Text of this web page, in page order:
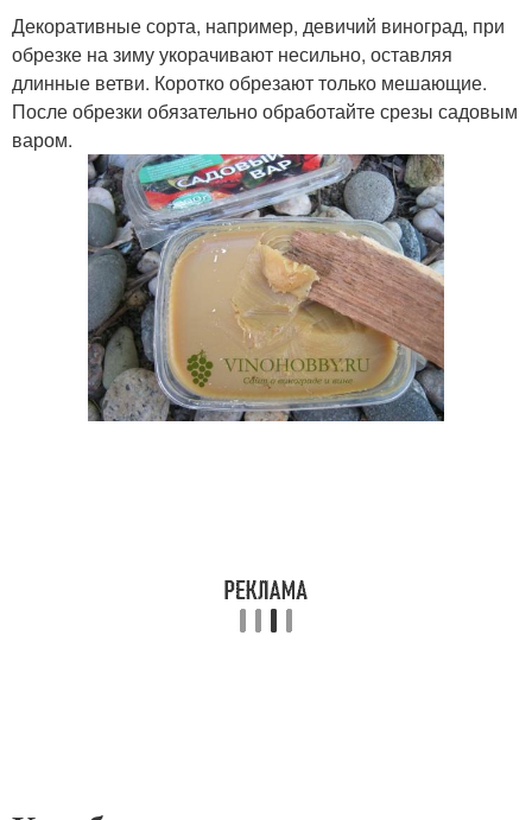
Декоративные сорта, например, девичий виноград, при
обрезке на зиму укорачивают несильно, оставляя
длинные ветви. Коротко обрезают только мешающие.
После обрезки обязательно обработайте срезы садовым
варом.